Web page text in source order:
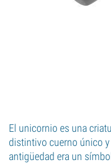
El unicornio es una
distintivo cuerno único
antigüedad era un